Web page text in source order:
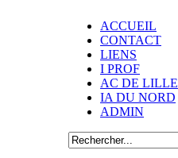
ACCUEIL
CONTACT
LIENS
I PROF
AC DE LILLE
IA DU NORD
ADMIN